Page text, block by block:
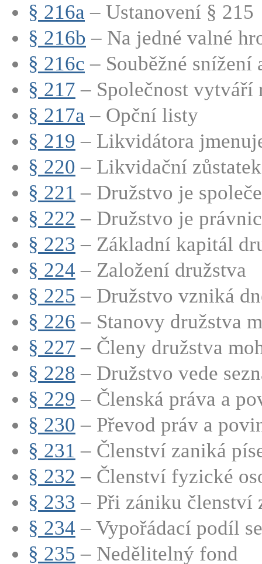
§ 216a – Ustanovení § 215
§ 216b – Na jedné valné
§ 216c – Souběžné snížení
§ 217 – Společnost vytváří
§ 217a – Opční listy
§ 219 – Likvidátora
§ 220 – Likvidační
§ 221 – Družstvo je
§ 222 – Družstvo je
§ 223 – Základní kapitál
§ 224 – Založení družstva
§ 225 – Družstvo vzniká
§ 226 – Stanovy družstva
§ 227 – Členy družstva
§ 228 – Družstvo vede
§ 229 – Členská práva a
§ 230 – Převod práv a
§ 231 – Členství zaniká
§ 232 – Členství fyzické
§ 233 – Při zániku členství
§ 234 – Vypořádací podíl
§ 235 – Nedělitelný fond